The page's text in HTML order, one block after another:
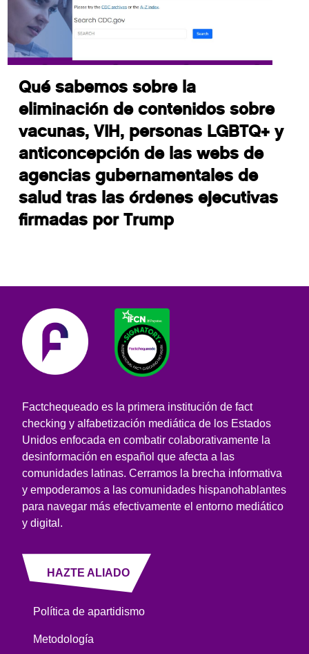
Qué sabemos sobre la
eliminación de contenidos sobre
vacunas, VIH, personas LGBTQ+ y
anticoncepción de las webs de
agencias gubernamentales de
salud tras las órdenes ejecutivas
firmadas por Trump
Factchequeado es la primera institución de fact
checking y alfabetización mediática de los Estados
Unidos enfocada en combatir colaborativamente la
desinformación en español que afecta a las
comunidades latinas. Cerramos la brecha informativa
y empoderamos a las comunidades hispanohablantes
para navegar más efectivamente el entorno mediático
y digital.
HAZTE ALIADO
Política de apartidismo
Metodología